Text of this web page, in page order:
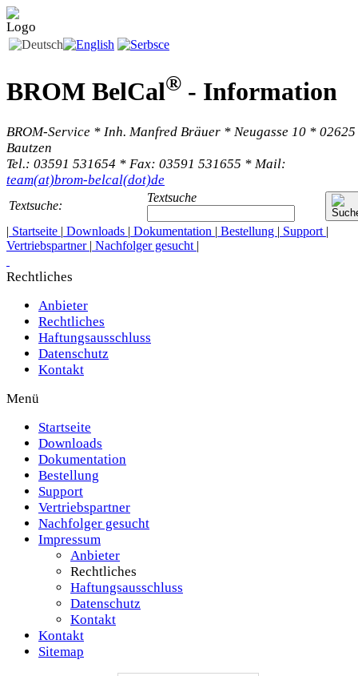
BROM BelCal® - Information
BROM-Service * Inh. Manfred Bräuer * Neugasse 10 * 02625
Bautzen
Tel.: 03591 531654 * Fax: 03591 531655 * Mail:
team(at)brom-belcal(dot)de
Textsuche:
Textsuche
| Startseite | Downloads | Dokumentation | Bestellung | Support |
Vertriebspartner | Nachfolger gesucht |
Rechtliches
Anbieter
Rechtliches
Haftungsausschluss
Datenschutz
Kontakt
Menü
Startseite
Downloads
Dokumentation
Bestellung
Support
Vertriebspartner
Nachfolger gesucht
Impressum
Anbieter
Rechtliches
Haftungsausschluss
Datenschutz
Kontakt
Kontakt
Sitemap